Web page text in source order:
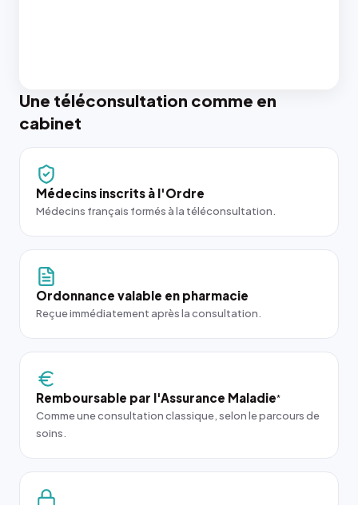
Une téléconsultation comme en
cabinet
Médecins inscrits à l'Ordre
Médecins français formés à la téléconsultation.
Ordonnance valable en pharmacie
Reçue immédiatement après la consultation.
Remboursable par l'Assurance Maladie*
Comme une consultation classique, selon le parcours de
soins.